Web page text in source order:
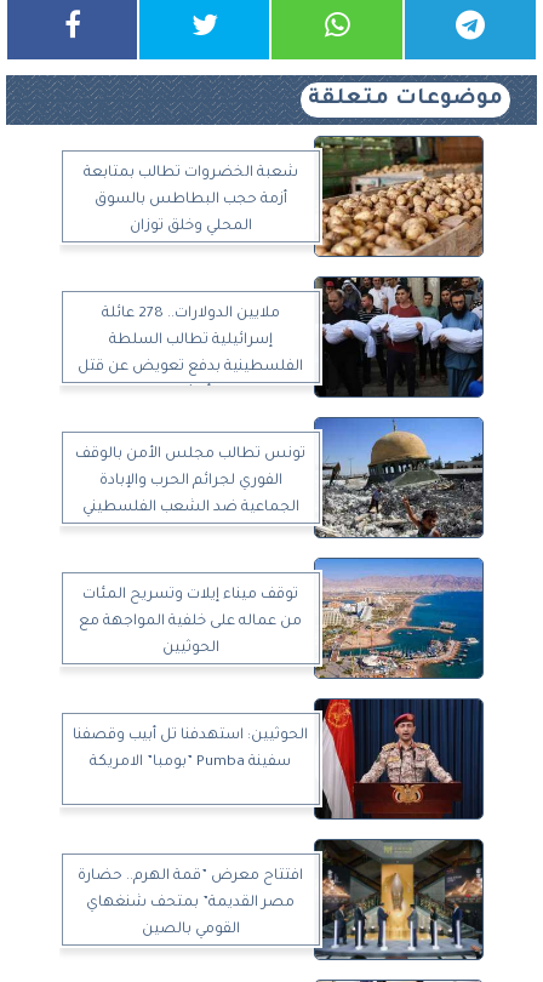
موضوعات متعلقة
شعبة الخضروات تطالب بمتابعة
أزمة حجب البطاطس بالسوق
المحلي وخلق توزان
ملايين الدولارات.. 278 عائلة
إسرائيلية تطالب السلطة
الفلسطينية بدفع تعويض عن قتل
تونس تطالب مجلس الأمن بالوقف
الفوري لجرائم الحرب والإبادة
الجماعية ضد الشعب الفلسطيني
توقف ميناء إيلات وتسريح المئات
من عماله على خلفية المواجهة مع
الحوثيين
الحوثيين: استهدفنا تل أبيب وقصفنا
سفينة Pumba ”بومبا” الامريكة
افتتاح معرض ”قمة الهرم.. حضارة
مصر القديمة” بمتحف شنغهاي
القومي بالصين